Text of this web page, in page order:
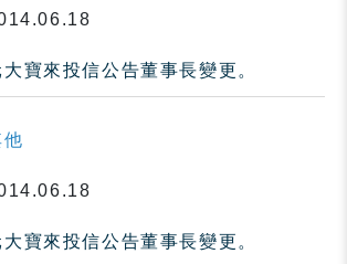
大寶來投信公告董事長變更。
他
大寶來投信公告董事長變更。